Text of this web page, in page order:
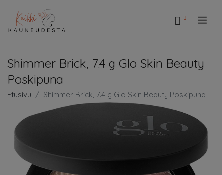
Shimmer Brick, 7.4 g Glo Skin Beauty
Poskipuna
Etusivu Shimmer Brick, 7.4 g Glo Skin Beauty Poskipuna